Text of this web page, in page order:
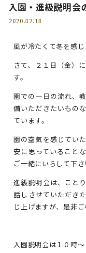
入園・進級説明会
2020.02.18
風が冷たくて冬を感じ
さて、２１日（金）
す。
園での一日の流れ、
備いただきたいもの
ています。
園の空気を感じてい
安に思っていること
ご一緒にいらして下さ
進級説明会は、こと
話しさせていただき
じ上げますが、是非ご
入園説明会は１０時～